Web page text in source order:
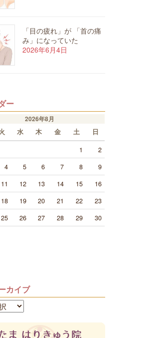
「目の疲れ」が 「首の痛
み」になっていた
2026年6月4日
ー
2026年8月
水 木 金 土 日
1
2
4 5 6 7 8
9
11 12 13 14 15
16
18 19 20 21 22
23
25 26 27 28 29
30
カイブ